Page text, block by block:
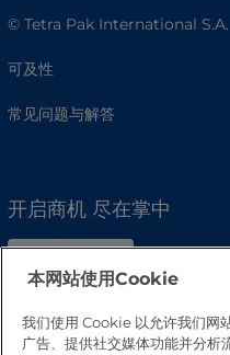
© Tetra Pak International S.A.
可及性
常见问题与解答
开启商机 尽在掌中
本网站使用Cookie
我们使用 Cookie 以允许我们网
广告、提供社交媒体功能并分析